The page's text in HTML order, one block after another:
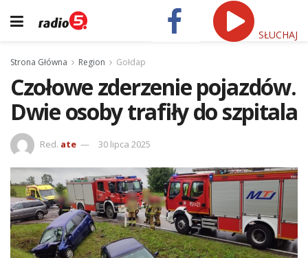
SŁUCHAJ
Strona Główna Region Gołdap
Czołowe zderzenie pojazdów.
Dwie osoby trafiły do szpitala
Red. ate 30 lipca 2025